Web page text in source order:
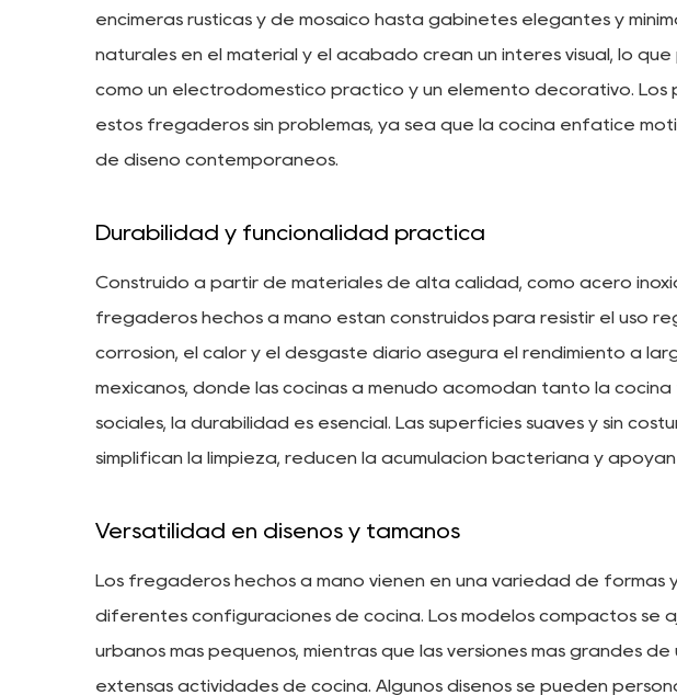
encimeras rústicas y de mosaico hasta gabinetes elegantes y
naturales en el material y el acabado crean un interés visual, lo
como un electrodoméstico práctico y un elemento decorativo.
estos fregaderos sin problemas, ya sea que la cocina enfatice
de diseño contemporáneos.
Durabilidad y funcionalidad práctica
Construido a partir de materiales de alta calidad, como acero
fregaderos hechos a mano están construidos para resistir el uso
corrosión, el calor y el desgaste diario asegura el rendimiento a
mexicanos, donde las cocinas a menudo acomodan tanto la cocina
sociales, la durabilidad es esencial. Las superficies suaves y sin
simplifican la limpieza, reducen la acumulación bacteriana y
Versatilidad en diseños y tamaños
Los fregaderos hechos a mano vienen en una variedad de formas
diferentes configuraciones de cocina. Los modelos compactos se
urbanos más pequeños, mientras que las versiones más grandes
extensas actividades de cocina. Algunos diseños se pueden